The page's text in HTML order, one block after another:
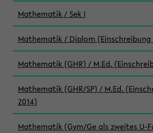
Mathematik / Sek I
Mathematik / Diplom (Einschreibung
Mathematik (GHR) / M.Ed.
Mathematik (GHR/SP) / M.Ed.
2014)
Mathematik (Gym/Ge als zweites U-